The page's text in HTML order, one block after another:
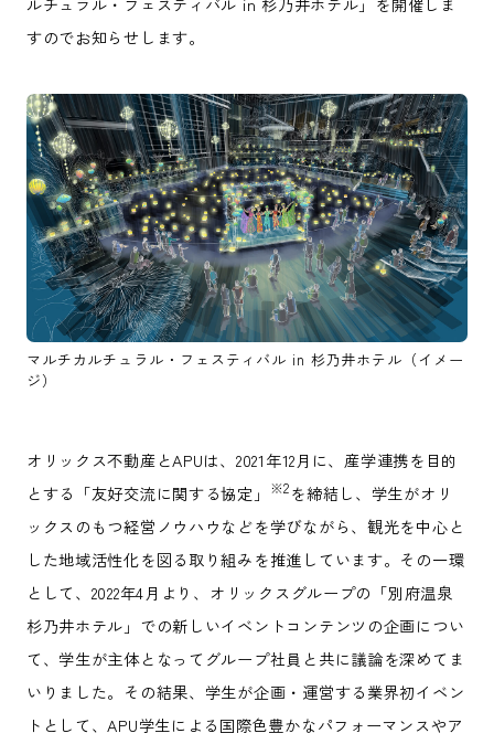
すのでお知らせします。
マルチカルチュラル・フェスティバル in 杉乃井ホテル（イメー
ジ）
オリックス不動産とAPUは、2021年12月に、産学連携を目的
とする「友好交流に関する協定」
※2を締結し、学生がオリ
ックスのもつ経営ノウハウなどを学びながら、観光を中心と
した地域活性化を図る取り組みを推進しています。その一環
として、2022年4月より、オリックスグループの「別府温泉
杉乃井ホテル」での新しいイベントコンテンツの企画につい
て、学生が主体となってグループ社員と共に議論を深めてま
いりました。その結果、学生が企画・運営する業界初イベン
トとして、APU学生による国際色豊かなパフォーマンスやア